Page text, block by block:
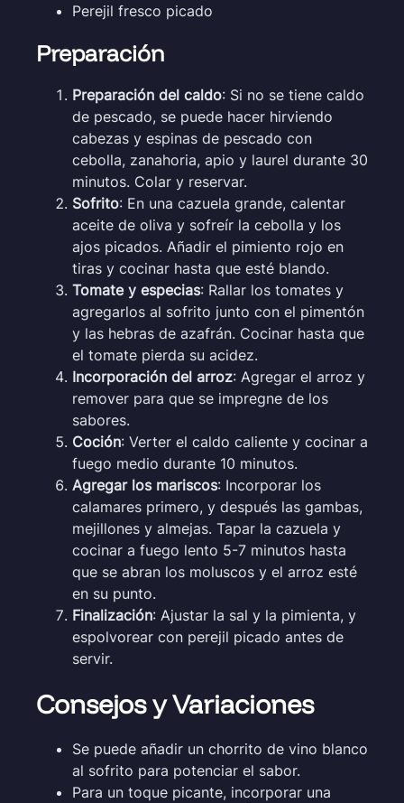
Perejil fresco picado
Preparación
Preparación del caldo: Si no se tiene caldo
de pescado, se puede hacer hirviendo
cabezas y espinas de pescado con
cebolla, zanahoria, apio y laurel durante 30
minutos. Colar y reservar.
Sofrito: En una cazuela grande, calentar
aceite de oliva y sofreír la cebolla y los
ajos picados. Añadir el pimiento rojo en
tiras y cocinar hasta que esté blando.
Tomate y especias: Rallar los tomates y
agregarlos al sofrito junto con el pimentón
y las hebras de azafrán. Cocinar hasta que
el tomate pierda su acidez.
Incorporación del arroz: Agregar el arroz y
remover para que se impregne de los
sabores.
Coción: Verter el caldo caliente y cocinar a
fuego medio durante 10 minutos.
Agregar los mariscos: Incorporar los
calamares primero, y después las gambas,
mejillones y almejas. Tapar la cazuela y
cocinar a fuego lento 5-7 minutos hasta
que se abran los moluscos y el arroz esté
en su punto.
Finalización: Ajustar la sal y la pimienta, y
espolvorear con perejil picado antes de
servir.
Consejos y Variaciones
Se puede añadir un chorrito de vino blanco
al sofrito para potenciar el sabor.
Para un toque picante, incorporar una